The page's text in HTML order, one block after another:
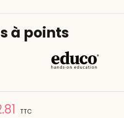
à points
TTC